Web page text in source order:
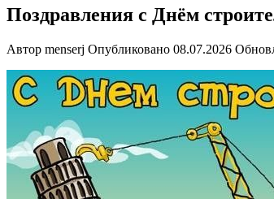
Поздравления с Днём
Автор menserj Опубликовано 08.07.2026